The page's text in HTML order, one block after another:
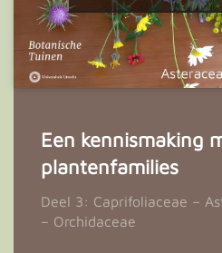
Een kennismaking
plantenfamilies
Deel 3: Caprifoliaceae –
– Orchidaceae